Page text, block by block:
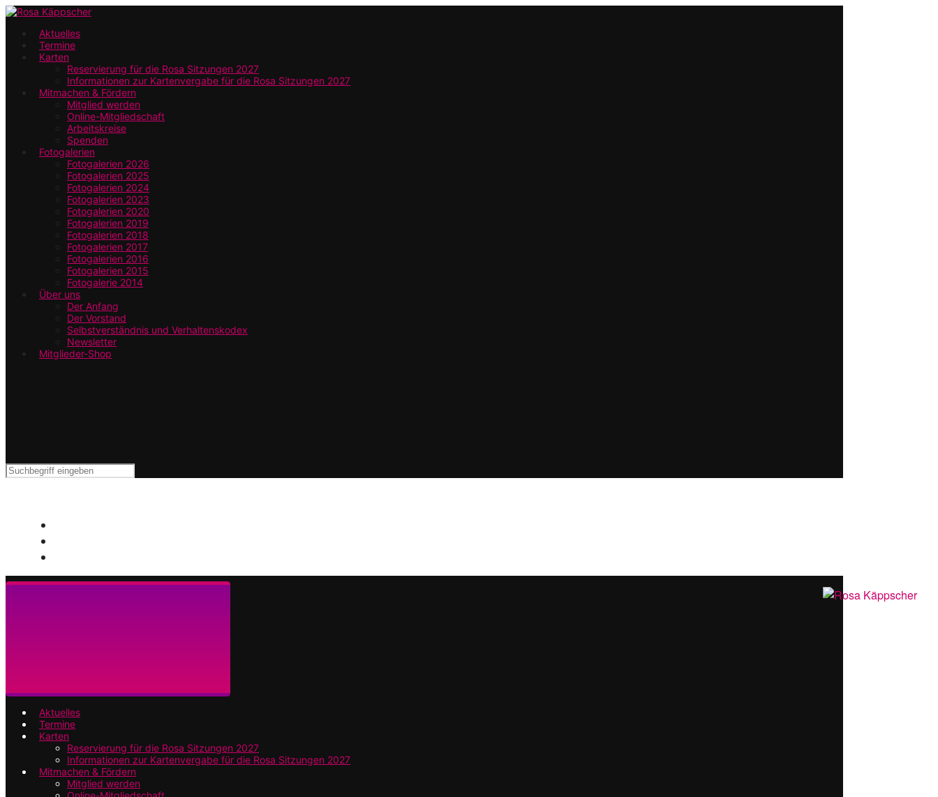
Zum
Hauptinhalt
springen
Aktuelles
Termine
Karten
Reservierung für die Rosa Sitzungen 2027
Informationen zur Kartenvergabe für die Rosa Sitzungen 2027
Mitmachen & Fördern
Mitglied werden
Online-Mitgliedschaft
Arbeitskreise
Spenden
Fotogalerien
Fotogalerien 2026
Fotogalerien 2025
Fotogalerien 2024
Fotogalerien 2023
Fotogalerien 2020
Fotogalerien 2019
Fotogalerien 2018
Fotogalerien 2017
Fotogalerien 2016
Fotogalerien 2015
Fotogalerie 2014
Über uns
Der Anfang
Der Vorstand
Selbstverständnis und Verhaltenskodex
Newsletter
Mitglieder-Shop
Aktuelles
Termine
Karten
Reservierung für die Rosa Sitzungen 2027
Informationen zur Kartenvergabe für die Rosa Sitzungen 2027
Mitmachen & Fördern
Mitglied werden